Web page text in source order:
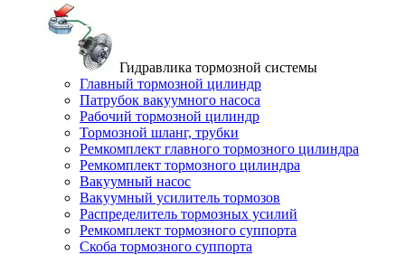
Гидравлика тормозной системы
Главный тормозной цилиндр
Патрубок вакуумного насоса
Рабочий тормозной цилиндр
Тормозной шланг, трубки
Ремкомплект главного тормозного цилиндра
Ремкомплект тормозного цилиндра
Вакуумный насос
Вакуумный усилитель тормозов
Распределитель тормозных усилий
Ремкомплект тормозного суппорта
Скоба тормозного суппорта